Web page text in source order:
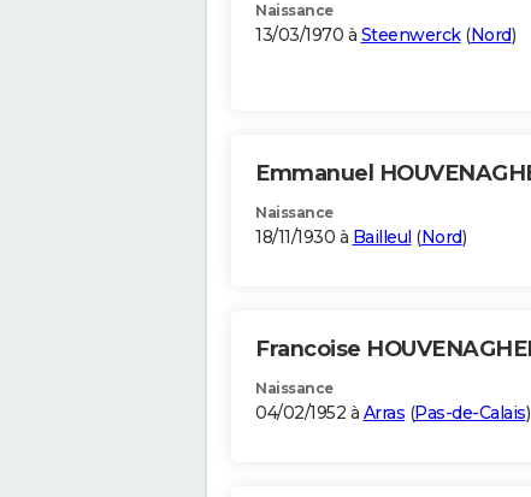
Naissance
13/03/1970 à Steenwerck(Nord)
Emmanuel
Naissance
18/11/1930 à Bailleul (Nord)
Francoise
Naissance
04/02/1952 à Arras (Pas-de-Calais)